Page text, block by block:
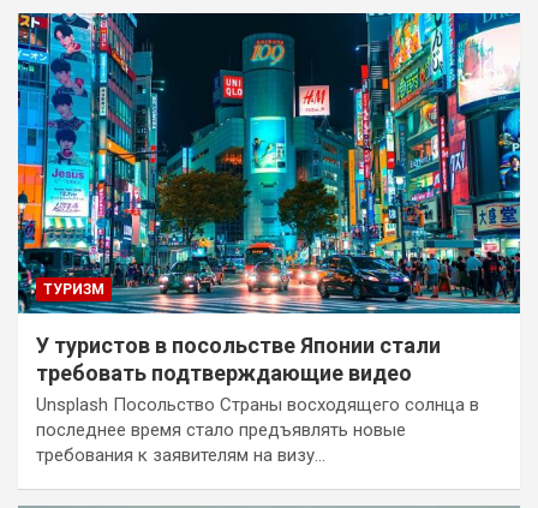
ТУРИЗМ
У туристов в посольстве Японии стали
требовать подтверждающие видео
Unsplash Посольство Страны восходящего солнца в
последнее время стало предъявлять новые
требования к заявителям на визу…